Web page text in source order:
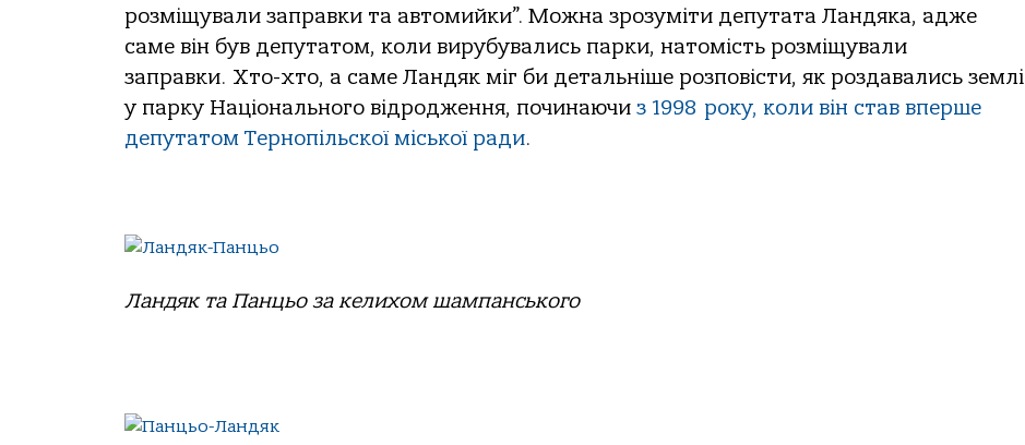
розміщували заправки та автомийки”. Можна зрозуміти депутата Ландяка, адже
саме він був депутатом, коли вирубувались парки, натомість розміщували
заправки. Хто-хто, а саме Ландяк міг би детальніше розповісти, як роздавались землі
у парку Національного відродження, починаючи з 1998 року, коли він став вперше
депутатом Тернопільскої міської ради.
Ландяк та Панцьо за келихом шампанського